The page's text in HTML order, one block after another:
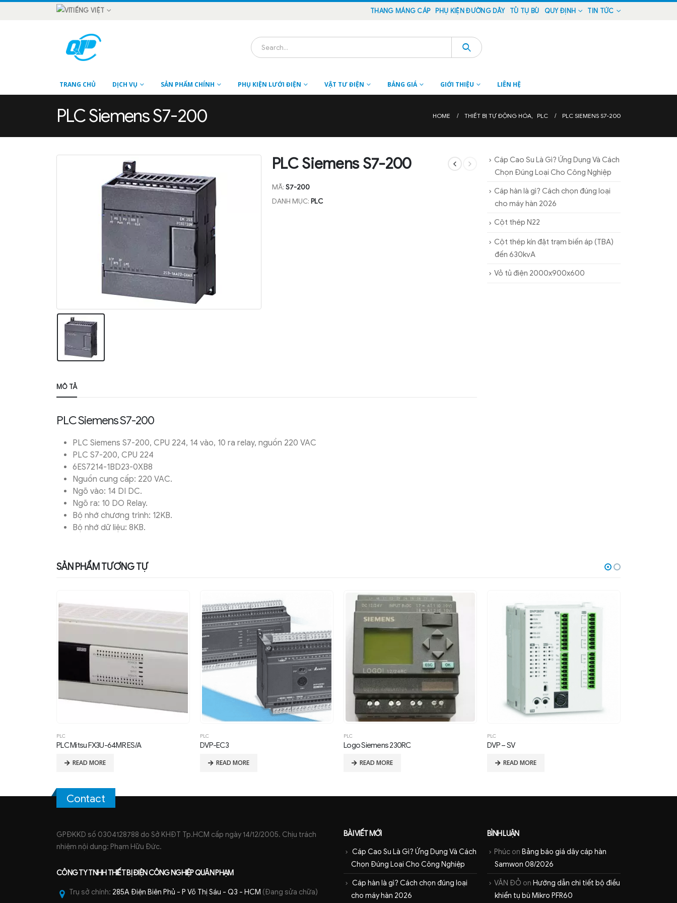
TIẾNG VIỆT THANG MÁNG CÁP PHỤ KIỆN ĐƯỜNG DÂY TỦ TỤ BÙ QUY ĐỊNH TIN TỨC
TRANG CHỦ DỊCH VỤ SẢN PHẨM CHÍNH PHỤ KIỆN LƯỚI ĐIỆN VẬT TƯ ĐIỆN BẢNG GIÁ GIỚI THIỆU LIÊN HỆ
PLC Siemens S7-200 HOME THIẾT BỊ TỰ ĐỘNG HÓA, PLC PLC SIEMENS S7-200
PLC Siemens S7-200
MÃ: S7-200
DANH MỤC: PLC
MÔ TẢ
PLC Siemens S7-200
PLC Siemens S7-200, CPU 224, 14 vào, 10 ra relay, nguồn 220 VAC
PLC S7-200, CPU 224
6ES7214-1BD23-0XB8
Nguồn cung cấp: 220 VAC.
Ngõ vào: 14 DI DC.
Ngõ ra: 10 DO Relay.
Bộ nhớ chương trình: 12KB.
Bộ nhớ dữ liệu: 8KB.
Cáp Cao Su Là Gì? Ứng Dụng Và Cách
Chọn Đúng Loại Cho Công Nghiệp
Cáp hàn là gì? Cách chọn đúng loại
cho máy hàn 2026
Cột thép N22
Cột thép kín đặt trạm biến áp (TBA)
đến 630kvA
Vỏ tủ điện 2000x900x600
SẢN PHẨM TƯƠNG TỰ
PLC
DVP-EC3
READ MORE
PLC
Logo Siemens 230RC
READ MORE
PLC
DVP – SV
READ MORE
PLC
DVP – ES
READ MORE
Contact
GPĐKKD số 0304128788 do Sở KHĐT Tp.HCM cấp ngày 14/12/2005. Chịu trách
nhiệm nội dung: Phạm Hữu Đức.
CÔNG TY TNHHTHIẾT BỊ ĐIỆN CÔNG NGHIỆPQUÂN PHẠM
Trụ sở chính: 285A Điện Biên Phủ - P Võ Thị Sáu - Q3 - HCM (Đang sửa chữa)
BÀI VIẾT MỚI
Cáp Cao Su Là Gì? Ứng Dụng Và Cách
Chọn Đúng Loại Cho Công Nghiệp
Cáp hàn là gì? Cách chọn đúng loại
cho máy hàn 2026
BÌNH LUẬN
Phúc on Bảng báo giá dây cáp hàn
Samwon 08/2026
VĂN ĐỎ on Hướng dẫn chi tiết bộ điều
khiển tụ bù Mikro PFR60